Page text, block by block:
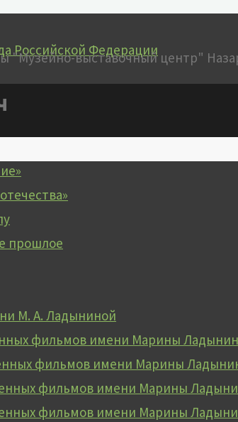
Российской Федерации
прошлое
М. А. Ладыниной
фильмов имени Марины
фильмов имени Марины
фильмов имени Марины
фильмов имени Марины